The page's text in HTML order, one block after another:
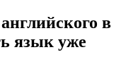
в
язык уже